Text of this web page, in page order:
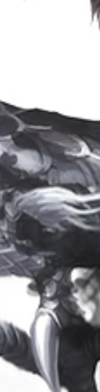
143
97
82
57